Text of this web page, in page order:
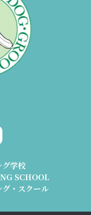
グ学校
SCHOOL
・スクール